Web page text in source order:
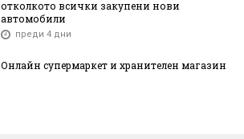
отколкото всички закупени нови
автомобили
преди 4 дни
Онлайн супермаркет и хранителен магазин